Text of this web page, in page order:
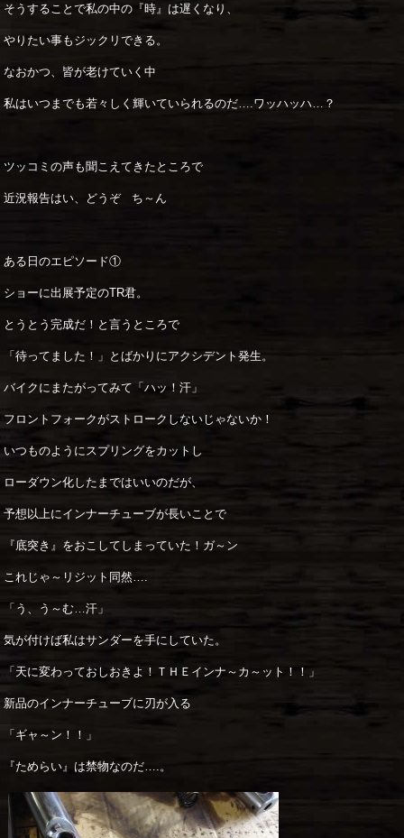
そうすることで私の中の『時』は遅くなり、
やりたい事もジックリできる。
なおかつ、皆が老けていく中
私はいつまでも若々しく輝いていられるのだ….ワッハッハ…？
ツッコミの声も聞こえてきたところで
近況報告はい、どうぞ ち～ん
ある日のエピソード①
ショーに出展予定のTR君。
とうとう完成だ！と言うところで
「待ってました！」とばかりにアクシデント発生。
バイクにまたがってみて「ハッ！汗」
フロントフォークがストロークしないじゃないか！
いつものようにスプリングをカットし
ローダウン化したまではいいのだが、
予想以上にインナーチューブが長いことで
『底突き』をおこしてしまっていた！ガ～ン
これじゃ～リジット同然….
「う、う～む…汗」
気が付けば私はサンダーを手にしていた。
「天に変わっておしおきよ！ＴＨＥインナ～カ～ット！！」
新品のインナーチューブに刃が入る
「ギャ～ン！！」
『ためらい』は禁物なのだ….。